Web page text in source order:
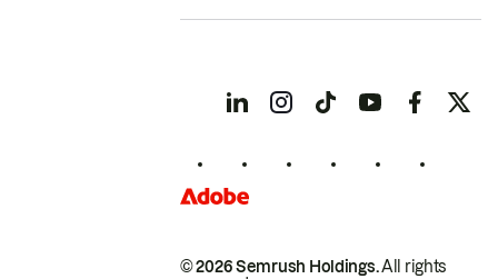
© 2026 Semrush Holdings.All rights